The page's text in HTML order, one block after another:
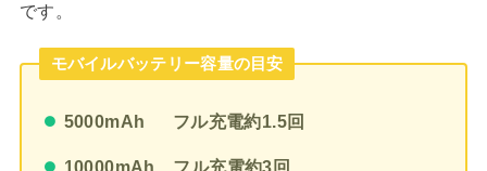
です。
モバイルバッテリー容量の目安
5000mAh フル充電約1.5回
10000mAh フル充電約3回